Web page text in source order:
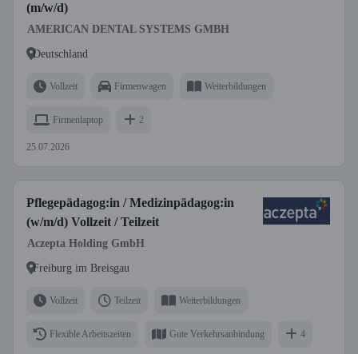
(m/w/d)
AMERICAN DENTAL SYSTEMS GMBH
Deutschland
Vollzeit Firmenwagen Weiterbildungen
Firmenlaptop 2
25.07.2026
Pflegepädagog:in / Medizinpädagog:in
(w/m/d) Vollzeit / Teilzeit
Aczepta Holding GmbH
Freiburg im Breisgau
Vollzeit Teilzeit Weiterbildungen
Flexible Arbeitszeiten Gute Verkehrsanbindung 4